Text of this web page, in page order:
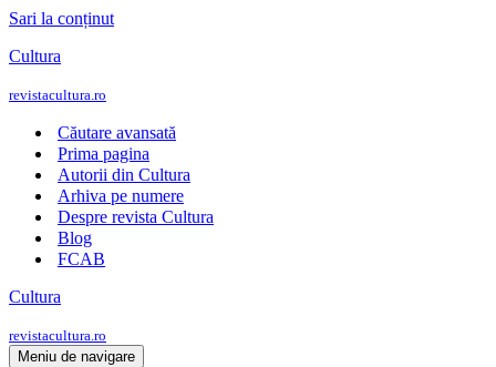
Sari la conținut
Cultura
revistacultura.ro
Căutare avansată
Prima pagina
Autorii din Cultura
Arhiva pe numere
Despre revista Cultura
Blog
FCAB
Cultura
revistacultura.ro
Meniu de navigare